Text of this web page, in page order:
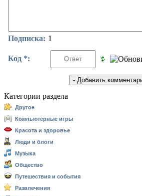
Подписка: 1
Код *:
Категории раздела
Другое
Компьютерные игры
Красота и здоровье
Люди и блоги
Музыка
Общество
Путешествия и события
Развлечения